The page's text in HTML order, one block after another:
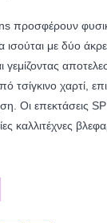
προσφέρουν
ισούται με δύο
γεμίζοντας
τσίγκινο χαρτί,
Οι επεκτάσεις SP
καλλιτέχνες